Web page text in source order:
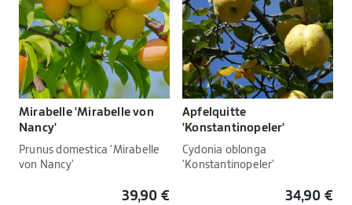
Mirabelle 'Mirabelle von
Nancy'
Prunus domestica 'Mirabelle
von Nancy'
39,90 €
Apfelquitte
'Konstantinopeler'
Cydonia oblonga
'Konstantinopeler'
34,90 €